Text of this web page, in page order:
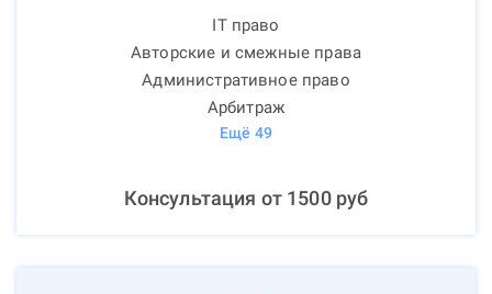
IT право
Авторские и смежные права
Административное право
Арбитраж
Ещё 49
Консультация от 1500руб